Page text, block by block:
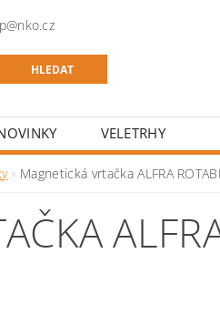
VELETRHY
Magnetická vrtačka ALFRA